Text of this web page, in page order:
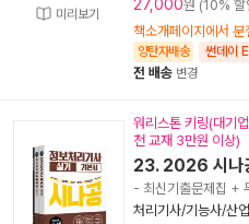
미리보기
27,000원 (10%
책소개페이지에서 분
양탄자배송 썬데이
전 배송 변경
워리스톤 키링(대기
천 교재 3만원 이상)
23. 2026 시나
- 최신기출문제집 +
처리기사/기능사/산